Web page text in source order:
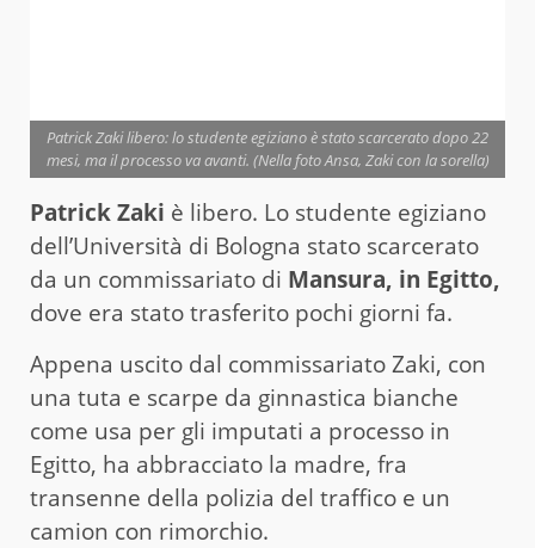
Patrick Zaki libero: lo studente egiziano è stato scarcerato dopo 22
mesi, ma il processo va avanti. (Nella foto Ansa, Zaki con la sorella)
Patrick Zaki è libero. Lo studente egiziano
dell’Università di Bologna stato scarcerato
da un commissariato di Mansura, in Egitto,
dove era stato trasferito pochi giorni fa.
Appena uscito dal commissariato Zaki, con
una tuta e scarpe da ginnastica bianche
come usa per gli imputati a processo in
Egitto, ha abbracciato la madre, fra
transenne della polizia del traffico e un
camion con rimorchio.